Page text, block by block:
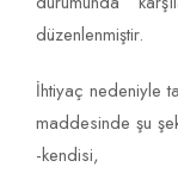
düzenlenmiştir.
İhtiyaç nedeniyle
maddesinde şu
-kendisi,